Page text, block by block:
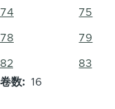
74 75
78 79
82
83
卷数
16